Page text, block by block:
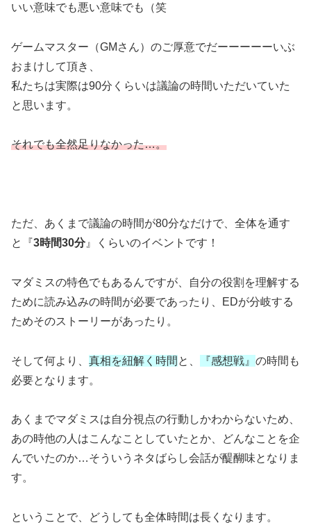
いい意味でも悪い意味でも（笑
ゲームマスター（GMさん）のご厚意でだーーーーーいぶ
おまけして頂き、
私たちは実際は90分くらいは議論の時間いただいていた
と思います。
それでも全然足りなかった…。
ただ、あくまで議論の時間が80分なだけで、全体を通す
と『3時間30分』くらいのイベントです！
マダミスの特色でもあるんですが、自分の役割を理解する
ために読み込みの時間が必要であったり、EDが分岐する
ためそのストーリーがあったり。
そして何より、 真相を紐解く時間 と、 『感想戦』 の時間も
必要となります。
あくまでマダミスは自分視点の行動しかわからないため、
あの時他の人はこんなことしていたとか、どんなことを企
んでいたのか…そういうネタばらし会話が醍醐味となりま
す。
ということで、どうしても全体時間は長くなります。